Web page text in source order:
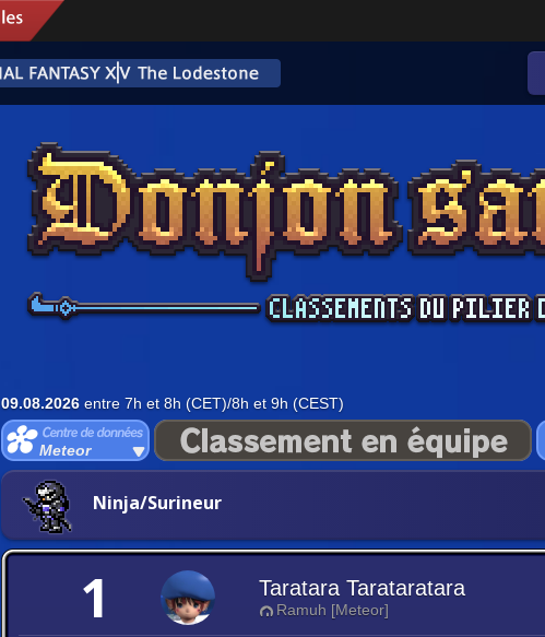
09.08.2026 entre 7h et 8h (CET)/8h et 9h (CEST)
Meteor
Ninja/Surineur
1 Taratara Tarataratara
Ramuh [Meteor]